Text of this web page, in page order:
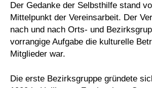
Der Gedanke der Selbsthilfe stand
Mittelpunkt der Vereinsarbeit. Der
nach und nach Orts- und
vorrangige Aufgabe die kulturelle
Mitglieder war.
Die erste Bezirksgruppe gründete